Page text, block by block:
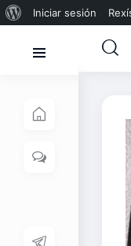
Iniciar sesión